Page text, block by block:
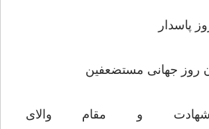
پاسدار
روز جهانی مستضعفین
و مقام والای